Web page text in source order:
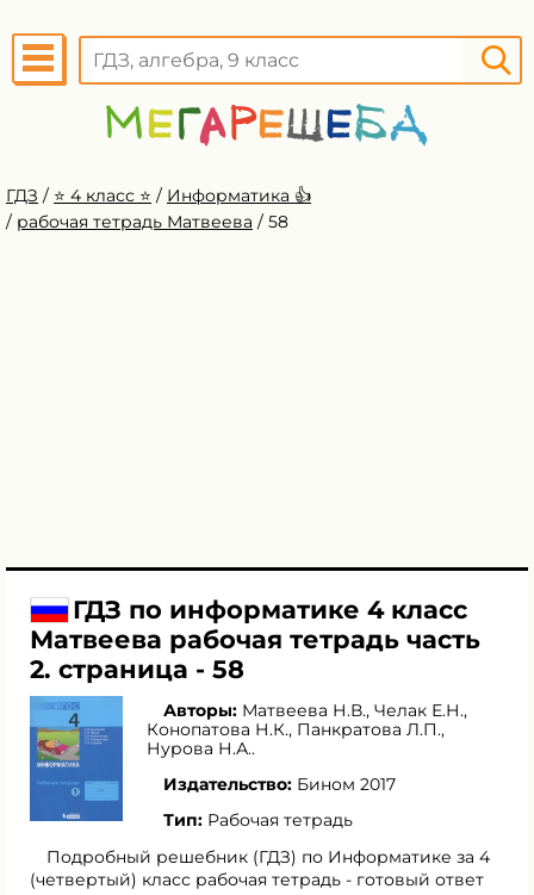
ГДЗ / ⭐️ 4 класс ⭐️ / Информатика 👍
/ рабочая тетрадь Матвеева / 58
ГДЗ по информатике 4 класс
Матвеева рабочая тетрадь часть
2. страница - 58
Авторы: Матвеева Н.В., Челак Е.Н.,
Конопатова Н.К., Панкратова Л.П.,
Нурова Н.А..
Издательство: Бином 2017
Тип: Рабочая тетрадь
Подробный решебник (ГДЗ) по Информатике за 4
(четвертый) класс рабочая тетрадь - готовый ответ